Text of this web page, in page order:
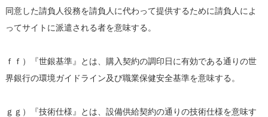
同意した請負人役務を請負人に代わって提供するために請負人によ
ってサイトに派遣される者を意味する。
ｆｆ）『世銀基準』とは、購入契約の調印日に有効である通りの世
界銀行の環境ガイドライン及び職業保健安全基準を意味する。
ｇｇ）『技術仕様』とは、設備供給契約の通りの技術仕様を意味す